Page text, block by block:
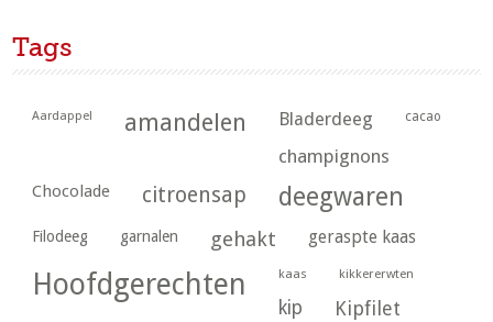
Tags
Aardappel amandelen Bladerdeeg cacao
champignons
Chocolade citroensap deegwaren
Filodeeg garnalen gehakt geraspte kaas
Hoofdgerechten kaas kikkererwten
kip Kipfilet